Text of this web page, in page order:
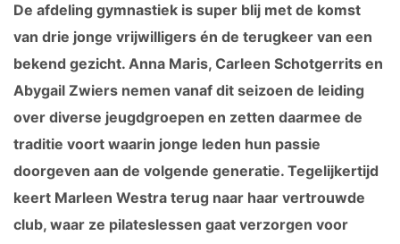
BodyFit (VOL)
Damesgym 50+
Essentrics
H.I.I.T. gym
MFB (Men’s Fitness Bootcamp)
Perfect Pilates
Relaxercise
Yoga
Locaties
De afdeling gymnastiek is super blij met de komst
van drie jonge vrijwilligers én de terugkeer van een
bekend gezicht. Anna Maris, Carleen Schotgerrits en
Abygail Zwiers nemen vanaf dit seizoen de leiding
over diverse jeugdgroepen en zetten daarmee de
traditie voort waarin jonge leden hun passie
doorgeven aan de volgende generatie. Tegelijkertijd
keert Marleen Westra terug naar haar vertrouwde
club, waar ze pilateslessen gaat verzorgen voor